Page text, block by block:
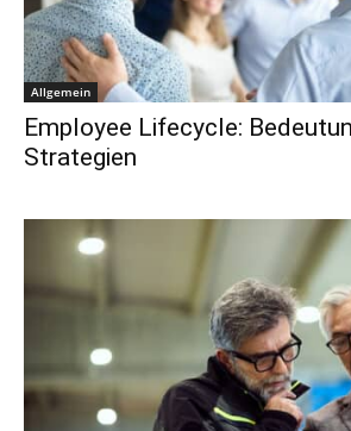
Allgemein
Employee Lifecycle:
Strategien